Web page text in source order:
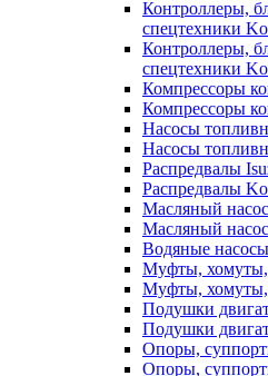
Контроллеры,
спецтехники
Контроллеры,
спецтехники
Компрессоры
Компрессоры
Насосы
Насосы
Распредвалы
Распредвалы
Масляный
Масляный
Водяные
Муфты, хомуты,
Муфты, хомуты,
Подушки
Подушки
Опоры,
Опоры,